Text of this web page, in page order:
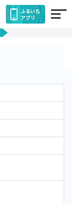
ふるいち
アプリ